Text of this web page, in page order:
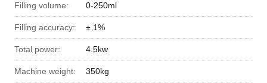
Filling volume: 0-250ml
Filling accuracy: ± 1%
Total power: 4.5kw
Machine weight: 350kg